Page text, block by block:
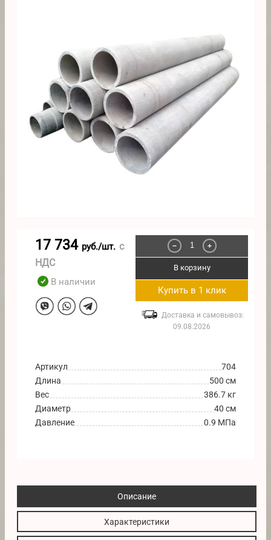
17 734 руб./шт. с
НДС
В наличии
− +
В корзину
Купить в 1 клик
Доставка и самовывоз:
09.08.2026
Артикул
704
Длина
500 см
Вес
386.7 кг
Диаметр
40 см
Давление
0.9 МПа
Описание
Характеристики